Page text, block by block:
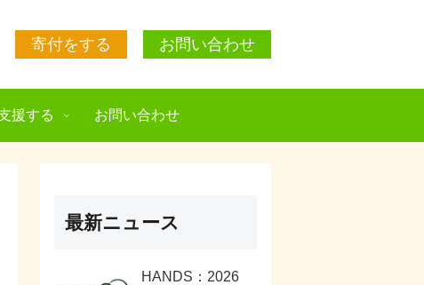
寄付をする お問い合わせ
援する お問い合わせ
最新ニュース
HANDS：2026